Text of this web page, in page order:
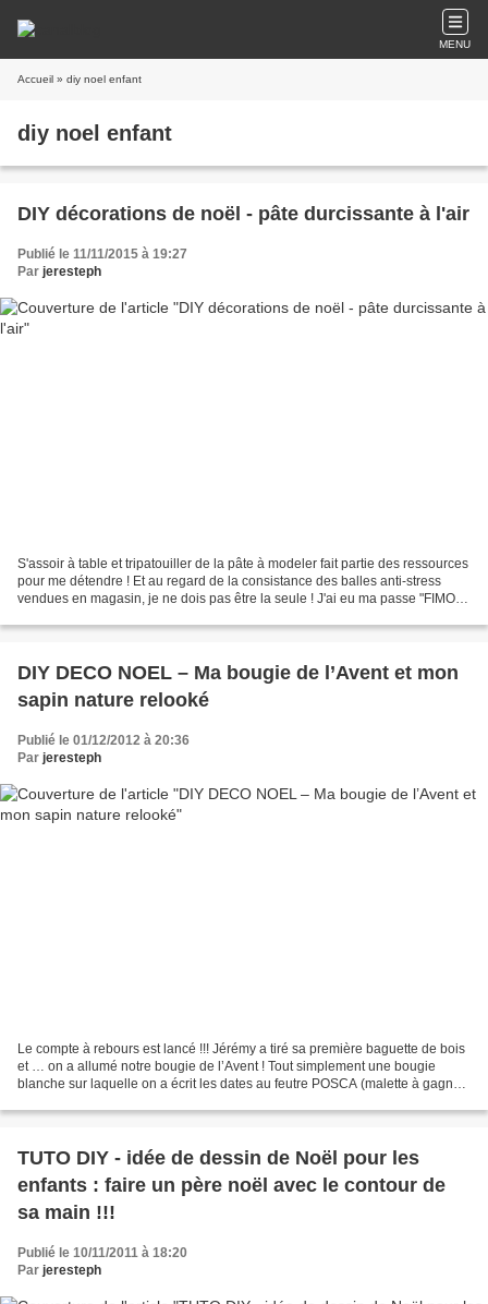
MENU
Accueil » diy noel enfant
diy noel enfant
DIY décorations de noël - pâte durcissante à l'air
Publié le 11/11/2015 à 19:27
Par jeresteph
S'assoir à table et tripatouiller de la pâte à modeler fait partie des ressources
pour me détendre ! Et au regard de la consistance des balles anti-stress
vendues en magasin, je ne dois pas être la seule ! J'ai eu ma passe "FIMO"
DIY DECO NOEL – Ma bougie de l’Avent et mon
sapin nature relooké
Publié le 01/12/2012 à 20:36
Par jeresteph
Le compte à rebours est lancé !!! Jérémy a tiré sa première baguette de bois
et … on a allumé notre bougie de l’Avent ! Tout simplement une bougie
blanche sur laquelle on a écrit les dates au feutre POSCA (malette à gagner,
TUTO DIY - idée de dessin de Noël pour les
enfants : faire un père noël avec le contour de
sa main !!!
Publié le 10/11/2011 à 18:20
Par jeresteph